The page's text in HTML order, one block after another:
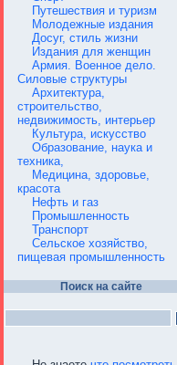
Путешествия и туризм
Молодежные издания
Досуг, стиль жизни
Издания для женщин
Армия. Военное дело.
Силовые структуры
Архитектура,
строительство,
недвижимость, интерьер
Культура, искусство
Образование, наука и
техника,
Медицина, здоровье,
красота
Нефть и газ
Промышленность
Транспорт
Сельское хозяйство,
пищевая промышленность
Поиск на сайте